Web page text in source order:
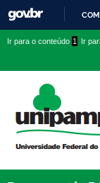
conteúdo
menu
superior
menu
Ir para o conteúdo 1 Ir